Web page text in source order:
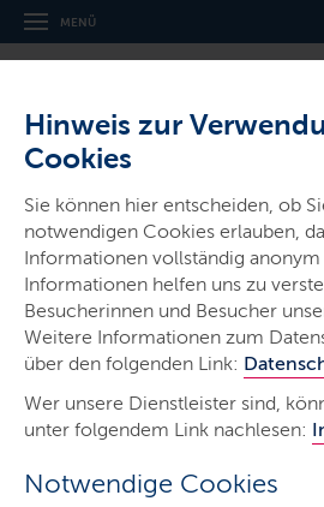
Hinweis zur
Cookies
Sie können hier entscheiden, ob
notwendigen Cookies erlauben,
Informationen vollständig anonym
Informationen helfen uns zu
Besucherinnen und Besucher
Weitere Informationen zum
über den folgenden Link:
Wer unsere Dienstleister sind,
unter folgendem Link nachlesen:
Notwendige Cookies
MENÜ
LETZTE AKTUALISIERUNG: 22.07.2025
Inhalte dieser Seite
Worum geht es?